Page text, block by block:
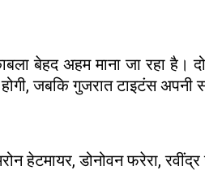
बेहद अहम माना जा रहा
जबकि गुजरात टाइटंस अपनी
हेटमायर, डोनोवन फरेरा,